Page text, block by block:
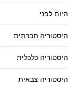
היום לפני
היסטוריה חברתית
היסטוריה כלכלית
היסטוריה צבאית